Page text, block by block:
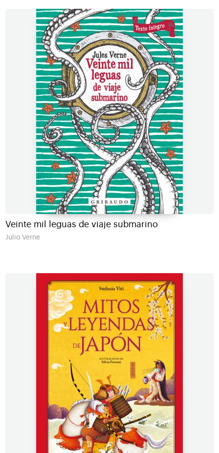
Veinte mil leguas de viaje submarino
Julio Verne